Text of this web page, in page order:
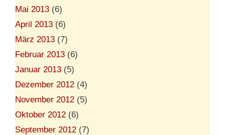
Mai 2013 (6)
April 2013 (6)
März 2013 (7)
Februar 2013 (6)
Januar 2013 (5)
Dezember 2012 (4)
November 2012 (5)
Oktober 2012 (6)
September 2012 (7)